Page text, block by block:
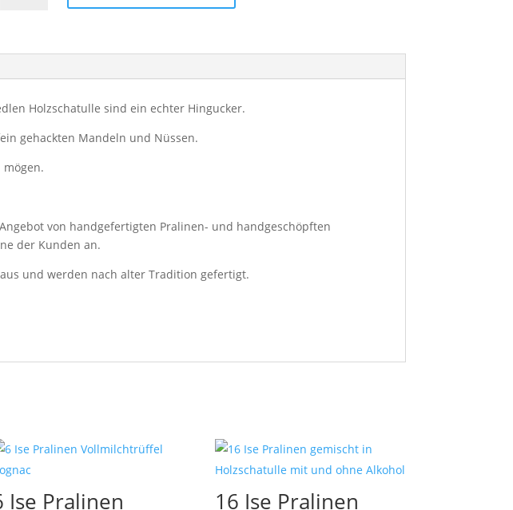
Holzschatulle sind ein echter Hingucker.
gehackten Mandeln und Nüssen.
mögen.
von handgefertigten Pralinen- und handgeschöpften
der Kunden an.
und werden nach alter Tradition gefertigt.
Ise Pralinen 16 Ise Pralinen